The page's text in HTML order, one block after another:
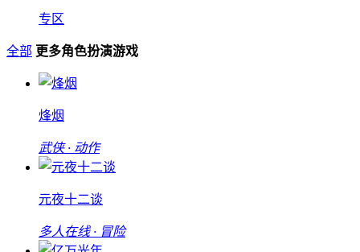
专区
全部 更多角色扮演游戏
烽烟
武侠 · 动作
元夜十二谈
多人在线 · 冒险